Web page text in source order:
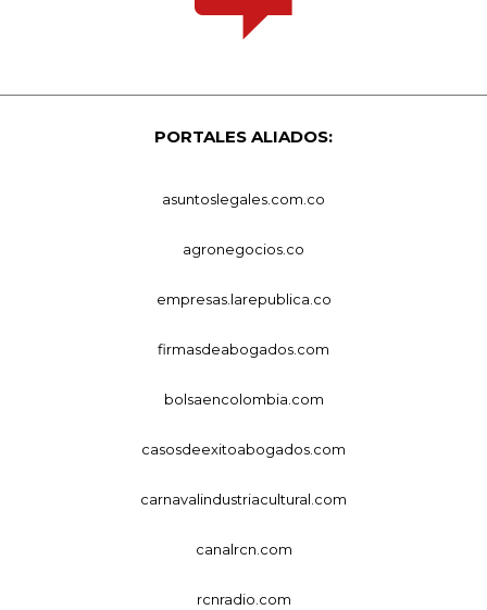
PORTALES ALIADOS:
asuntoslegales.com.co
agronegocios.co
empresas.larepublica.co
firmasdeabogados.com
bolsaencolombia.com
casosdeexitoabogados.com
carnavalindustriacultural.com
canalrcn.com
rcnradio.com